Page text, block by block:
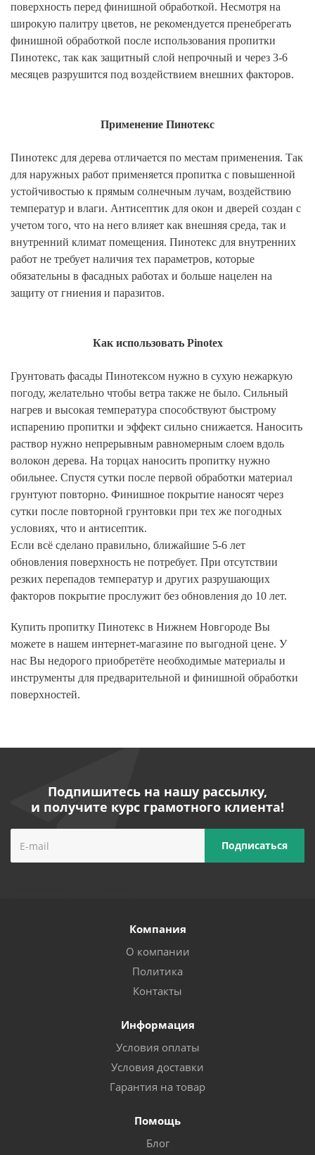
поверхность перед финишной обработкой. Несмотря на
широкую палитру цветов, не рекомендуется пренебрегать
финишной обработкой после использования пропитки
Пинотекс, так как защитный слой непрочный и через 3-6
месяцев разрушится под воздействием внешних факторов.
Применение Пинотекс
Пинотекс для дерева отличается по местам применения. Так
для наружных работ применяется пропитка с повышенной
устойчивостью к прямым солнечным лучам, воздействию
температур и влаги. Антисептик для окон и дверей создан с
учетом того, что на него влияет как внешняя среда, так и
внутренний климат помещения. Пинотекс для внутренних
работ не требует наличия тех параметров, которые
обязательны в фасадных работах и больше нацелен на
защиту от гниения и паразитов.
Как использовать Pinotex
Грунтовать фасады Пинотексом нужно в сухую нежаркую
погоду, желательно чтобы ветра также не было. Сильный
нагрев и высокая температура способствуют быстрому
испарению пропитки и эффект сильно снижается. Наносить
раствор нужно непрерывным равномерным слоем вдоль
волокон дерева. На торцах наносить пропитку нужно
обильнее. Спустя сутки после первой обработки материал
грунтуют повторно. Финишное покрытие наносят через
сутки после повторной грунтовки при тех же погодных
условиях, что и антисептик.
Если всё сделано правильно, ближайшие 5-6 лет
обновления поверхность не потребует. При отсутствии
резких перепадов температур и других разрушающих
факторов покрытие прослужит без обновления до 10 лет.
Купить пропитку Пинотекс в Нижнем Новгороде Вы
можете в нашем интернет-магазине по выгодной цене. У
нас Вы недорого приобретёте необходимые материалы и
инструменты для предварительной и финишной обработки
поверхностей.
Подпишитесь на нашу рассылку,
и получите курс грамотного клиента!
Компания
О компании
Политика
Контакты
Информация
Условия оплаты
Условия доставки
Гарантия на товар
Помощь
Блог